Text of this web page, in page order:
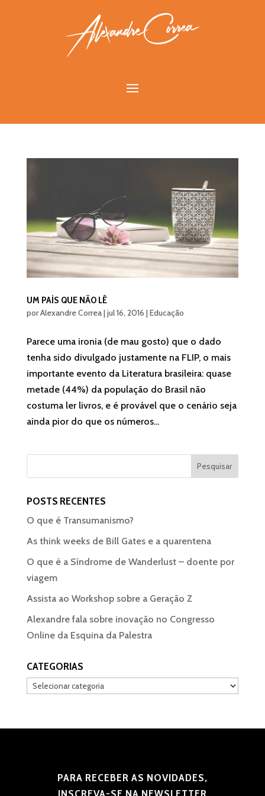
UM PAÍS QUE NÃO LÊ
porAlexandre Correa|jul 16, 2016 |Educação
Parece uma ironia (de mau gosto) que o dado
tenha sido divulgado justamente na FLIP, o mais
importante evento da Literatura brasileira: quase
metade (44%) da população do Brasil não
costuma ler livros, e é provável que o cenário seja
ainda pior do que os números...
POSTS RECENTES
O que é Transumanismo?
As think weeks de Bill Gates e a quarentena
O que é a Síndrome de Wanderlust – doente por
viagem
Assista ao Workshop sobre a Geração Z
Alexandre fala sobre inovação no Congresso
Online da Esquina da Palestra
CATEGORIAS
Categorias
PARA RECEBER AS NOVIDADES,